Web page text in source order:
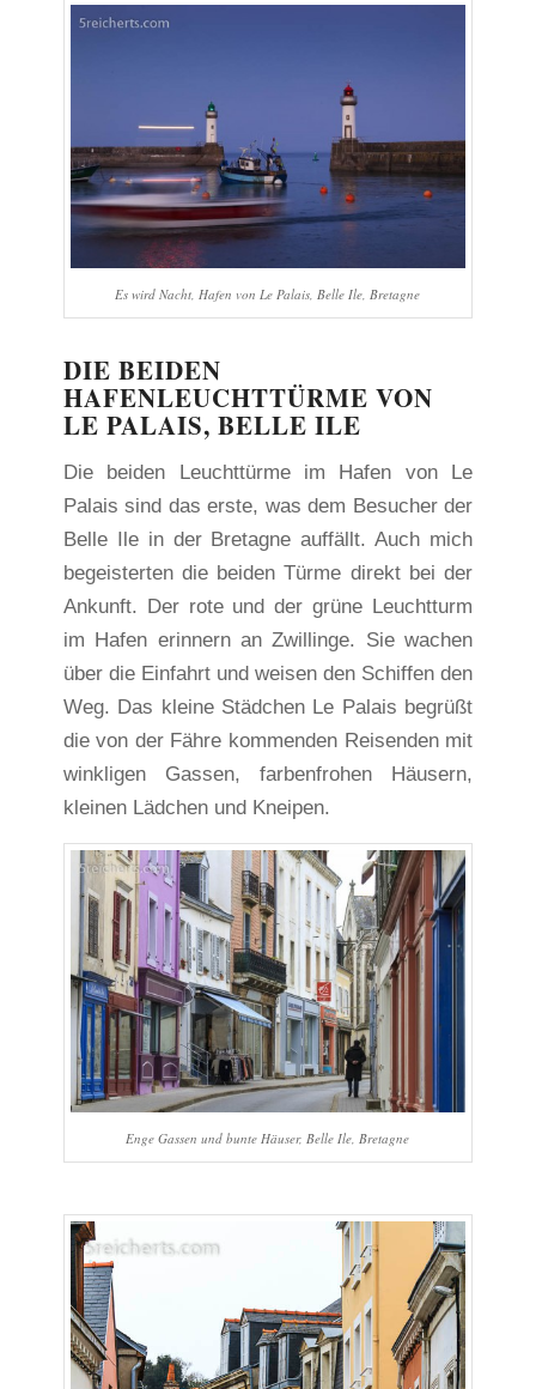
Es wird Nacht, Hafen von Le Palais, Belle Ile, Bretagne
DIE BEIDEN
HAFENLEUCHTTÜRME VON
LE PALAIS, BELLE ILE
Die beiden Leuchttürme im Hafen von Le
Palais sind das erste, was dem Besucher der
Belle Ile in der Bretagne auffällt. Auch mich
begeisterten die beiden Türme direkt bei der
Ankunft. Der rote und der grüne Leuchtturm
im Hafen erinnern an Zwillinge. Sie wachen
über die Einfahrt und weisen den Schiffen den
Weg. Das kleine Städchen Le Palais begrüßt
die von der Fähre kommenden Reisenden mit
winkligen Gassen, farbenfrohen Häusern,
kleinen Lädchen und Kneipen.
Enge Gassen und bunte Häuser, Belle Ile, Bretagne